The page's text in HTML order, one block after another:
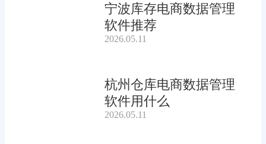
宁波库存电商数据管理
软件推荐
2026.05.11
杭州仓库电商数据管理
软件用什么
2026.05.11